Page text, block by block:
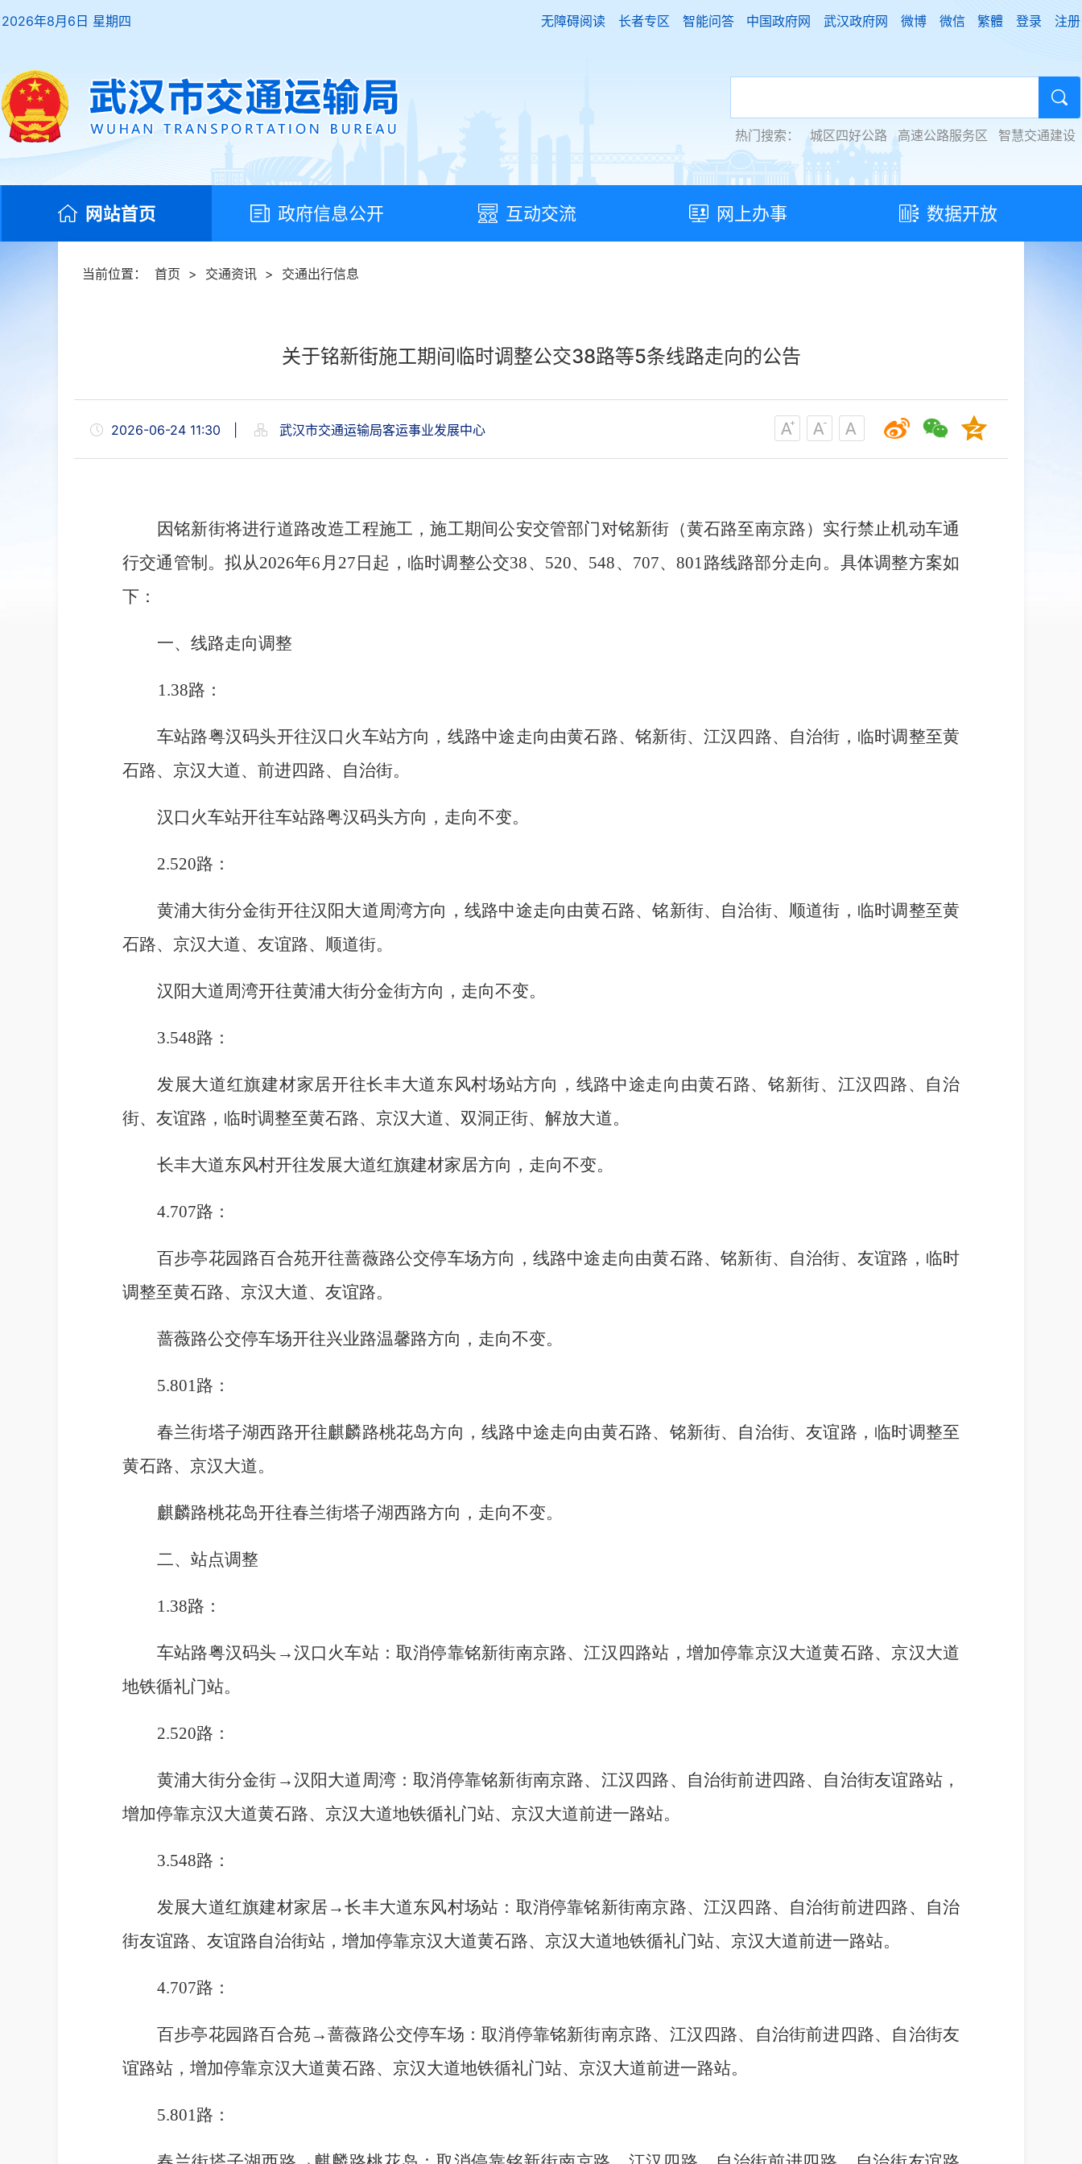
2026年8月6日 星期四 无障碍阅读 长者专区 智能问答 中国政府网 武汉政府网 微博 微信 繁體 登录 注册
热门搜索： 城区四好公路 高速公路服务区 智慧交通建设
网站首页 政府信息公开 互动交流 网上办事 数据开放
当前位置： 首页 > 交通资讯 > 交通出行信息
关于铭新街施工期间临时调整公交38路等5条线路走向的公告
2026-06-24 11:30 武汉市交通运输局客运事业发展中心
因铭新街将进行道路改造工程施工，施工期间公安交管部门对铭新街（黄石路至南京路） 实行禁止机动车通
行交通管制。拟从2026年6月27 日起，临时调整公交38、 520、548、707、801路线路部分走向。具体调整方案如
下：
一、 线路走向调整
1.38路：
车站路粤汉码头开往汉口火车站方向，线路中途走向由黄石路、铭新街、江汉四路、自治街，临时调整至黄
石路、京汉大道、前进四路、自治街。
汉口火车站开往车站路粤汉码头方向，走向不变。
2.520路：
黄浦大街分金街开往汉阳大道周湾方向，线路中途走向由黄石路、铭新街、自治街、顺道街，临时调整至黄
石路、京汉大道、友谊路、顺道街。
汉阳大道周湾开往黄浦大街分金街方向，走向不变。
3.548路：
发展大道红旗建材家居开往长丰大道东风村场站方向，线路中途走向由黄石路、铭新街、江汉四路、自治
街、友谊路，临时调整至黄石路、京汉大道、双洞正街、解放大道。
长丰大道东风村开往发展大道红旗建材家居方向，走向不变。
4.707路：
百步亭花园路百合苑开往蔷薇路公交停车场方向，线路中途走向由黄石路、铭新街、自治街、友谊路，临时
调整至黄石路、京汉大道、友谊路。
蔷薇路公交停车场开往兴业路温馨路方向，走向不变。
5.801路：
春兰街塔子湖西路开往麒麟路桃花岛方向，线路中途走向由黄石路、铭新街、自治街、友谊路，临时调整至
黄石路、京汉大道。
麒麟路桃花岛开往春兰街塔子湖西路方向，走向不变。
二、 站点调整
1.38路：
车站路粤汉码头 →汉口火车站：取消停靠铭新街南京路、江汉四路站，增加停靠京汉大道黄石路、京汉大道
地铁循礼门站。
2.520路：
黄浦大街分金街 →汉阳大道周湾 ：取消停靠铭新街南京路、江汉四路、自治街前进四路、自治街友谊路站，
增加停靠京汉大道黄石路、京汉大道地铁循礼门站、京汉大道前进一路站。
3.548路：
发展大道红旗建材家居 →长丰大道东风村场站：取消停靠铭新街南京路、江汉四路、自治街前进四路、自治
街友谊路、友谊路自治街站，增加停靠京汉大道黄石路、京汉大道地铁循礼门站、京汉大道前进一路站。
4.707路：
百步亭花园路百合苑→蔷薇路公交停车场：取消停靠铭新街南京路、江汉四路、自治街前进四路、自治街友
谊路站，增加停靠京汉大道黄石路、京汉大道地铁循礼门站、京汉大道前进一路站。
5.801路：